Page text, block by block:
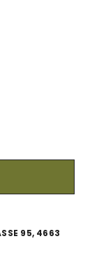
95, 4663